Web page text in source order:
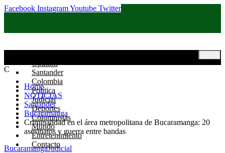
Facebook InstagramYoutube Twitter
Opinión
Santander
Colombia
Política
Judicial
Deportes
Columnistas
Mundo
Entretenimiento
Contacto
C
Home
NOTICIAS
Santander
Bucaramanga
Criminalidad en el área metropolitana de Bucaramanga: 20
asesinatos y guerra entre bandas
BucaramangaJudicial